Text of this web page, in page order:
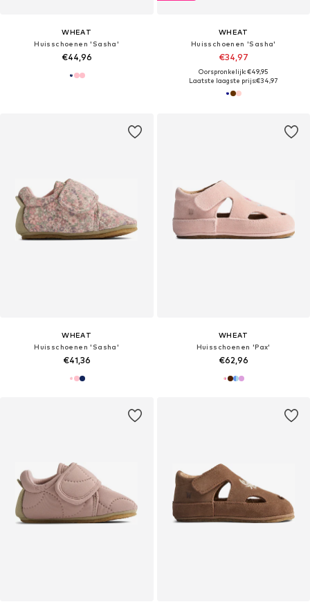
WHEAT
Huisschoenen 'Sasha'
€44,96
WHEAT
Huisschoenen 'Sasha'
€34,97
Oorspronkelijk: €49,95
Laatste laagste prijs:€34,97
WHEAT
Huisschoenen 'Sasha'
€41,36
WHEAT
Huisschoenen 'Pax'
€62,96